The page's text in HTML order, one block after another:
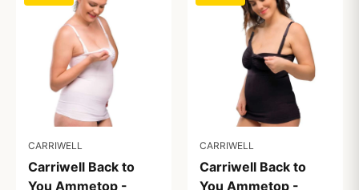
CARRIWELL
Carriwell Back to
You Ammetop -
CARRIWELL
Carriwell Back to
You Ammetop -